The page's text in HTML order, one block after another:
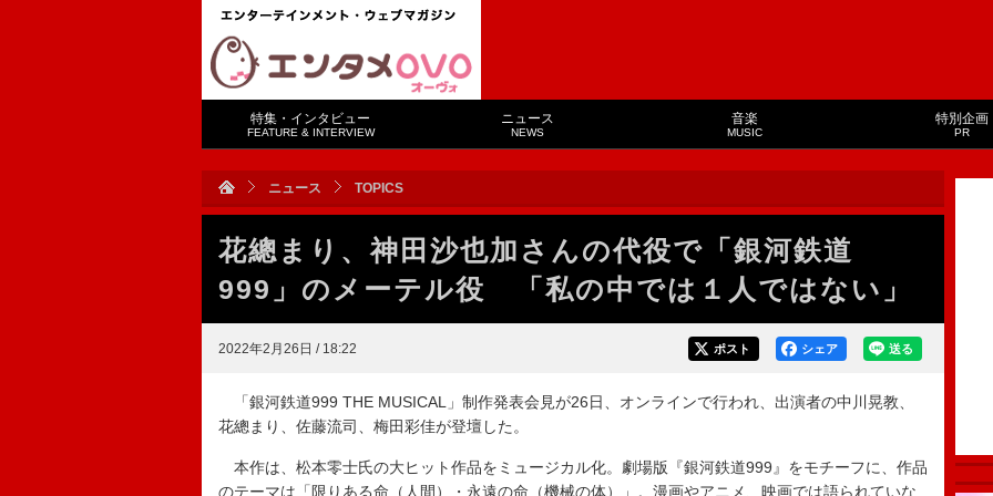
特集・インタビュー
FEATURE & INTERVIEW
ニュース
NEWS
音楽
MUSIC
特別企画
PR
ニュース TOPICS
花總まり、神田沙也加さんの代役で「銀河鉄道
999」のメーテル役 「私の中では１人ではない」
2022年2月26日 / 18:22 送る
シェア
ポスト
「銀河鉄道999 THE MUSICAL」制作発表会見が26日、オンラインで行われ、出演者の中川晃教、
花總まり、佐藤流司、梅田彩佳が登壇した。
本作は、松本零士氏の大ヒット作品をミュージカル化。劇場版『銀河鉄道999』をモチーフに、作品
のテーマは「限りある命（人間）・永遠の命（機械の体）」。漫画やアニメ、映画では語られていな